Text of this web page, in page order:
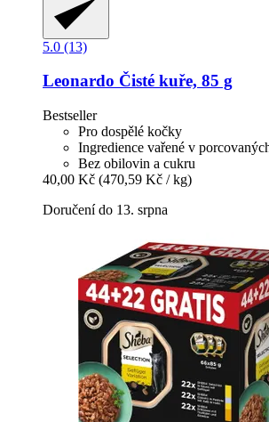
5.0 (13)
Leonardo Čisté kuře, 85 g
Bestseller
Pro dospělé kočky
Ingredience vařené v
Bez obilovin a cukru
40,00 Kč (470,59 Kč / kg)
Doručení do 13. srpna